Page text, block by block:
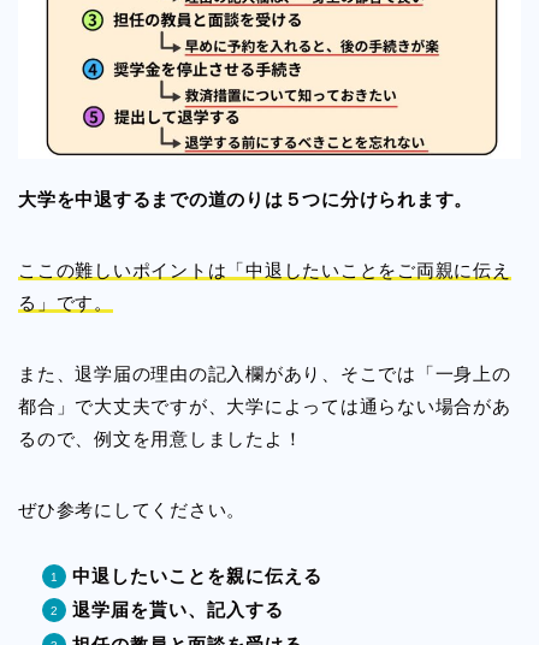
大学を中退するまでの道のりは５つに分けられます。
ここの難しいポイントは「中退したいことをご両親に伝え
る」です。
また、退学届の理由の記入欄があり、そこでは「一身上の
都合」で大丈夫ですが、大学によっては通らない場合があ
るので、例文を用意しましたよ！
ぜひ参考にしてください。
中退したいことを親に伝える
退学届を貰い、記入する